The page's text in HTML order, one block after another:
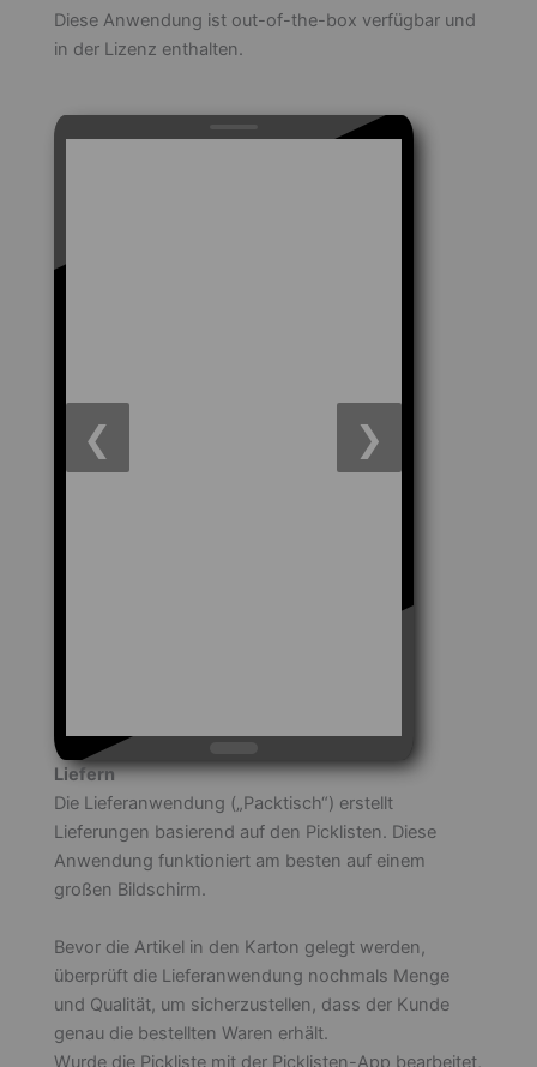
Diese Anwendung ist out-of-the-box verfügbar und
in der Lizenz enthalten.
❮ ❯
Liefern
Die Lieferanwendung („Packtisch“) erstellt
Lieferungen basierend auf den Picklisten. Diese
Anwendung funktioniert am besten auf einem
großen Bildschirm.
Bevor die Artikel in den Karton gelegt werden,
überprüft die Lieferanwendung nochmals Menge
und Qualität, um sicherzustellen, dass der Kunde
genau die bestellten Waren erhält.
Wurde die Pickliste mit der Picklisten-App bearbeitet,